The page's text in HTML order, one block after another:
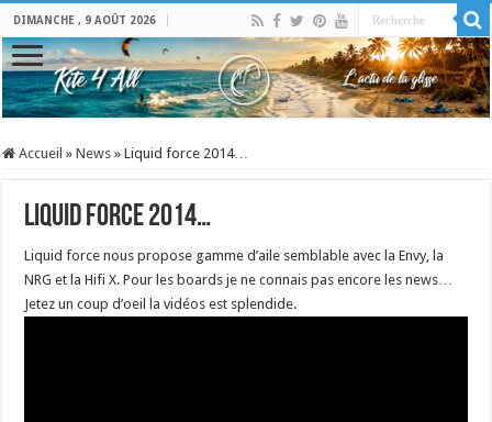
DIMANCHE , 9 AOÛT 2026
Accueil » News » Liquid force 2014…
Liquid force 2014…
Liquid force nous propose gamme d’aile semblable avec la Envy, la
NRG et la Hifi X. Pour les boards je ne connais pas encore les news…
Jetez un coup d’oeil la vidéos est splendide.